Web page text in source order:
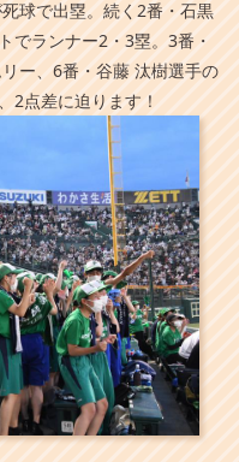
球で出塁。続く2番・石黒
でランナー2・3塁。3番・
ー、6番・谷藤 汰樹選手の
2点差に迫ります！